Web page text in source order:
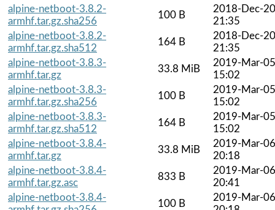
alpine-netboot-3.8.2-
armhf.tar.gz.sha256
100 B
2018-Dec-20
21:35
alpine-netboot-3.8.2-
armhf.tar.gz.sha512
164 B
2018-Dec-20
21:35
alpine-netboot-3.8.3-
armhf.tar.gz
33.8 MiB
2019-Mar-05
15:02
alpine-netboot-3.8.3-
armhf.tar.gz.sha256
100 B
2019-Mar-05
15:02
alpine-netboot-3.8.3-
armhf.tar.gz.sha512
164 B
2019-Mar-05
15:02
alpine-netboot-3.8.4-
armhf.tar.gz
33.8 MiB
2019-Mar-06
20:18
alpine-netboot-3.8.4-
armhf.tar.gz.asc
833 B
2019-Mar-06
20:41
alpine-netboot-3.8.4-
100 B
2019-Mar-06